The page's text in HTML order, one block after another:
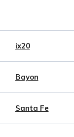
ix20
Bayon
Santa Fe